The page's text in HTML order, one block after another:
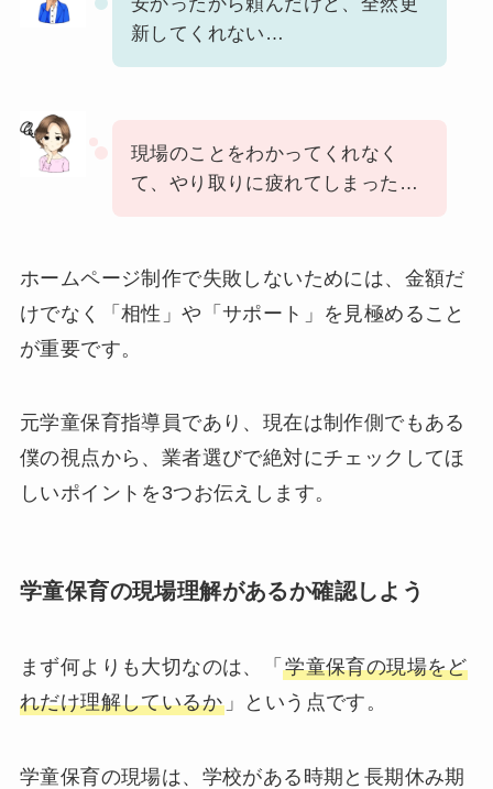
新してくれない…
現場のことをわかってくれなく
て、やり取りに疲れてしまった…
ホームページ制作で失敗しないためには、金額だ
けでなく「相性」や「サポート」を見極めること
が重要です。
元学童保育指導員であり、現在は制作側でもある
僕の視点から、業者選びで絶対にチェックしてほ
しいポイントを3つお伝えします。
学童保育の現場理解があるか確認しよう
まず何よりも大切なのは、「学童保育の現場をど
れだけ理解しているか」という点です。
学童保育の現場は、学校がある時期と長期休み期